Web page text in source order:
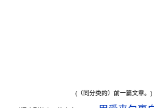
(（同分类的）前一篇文章。)